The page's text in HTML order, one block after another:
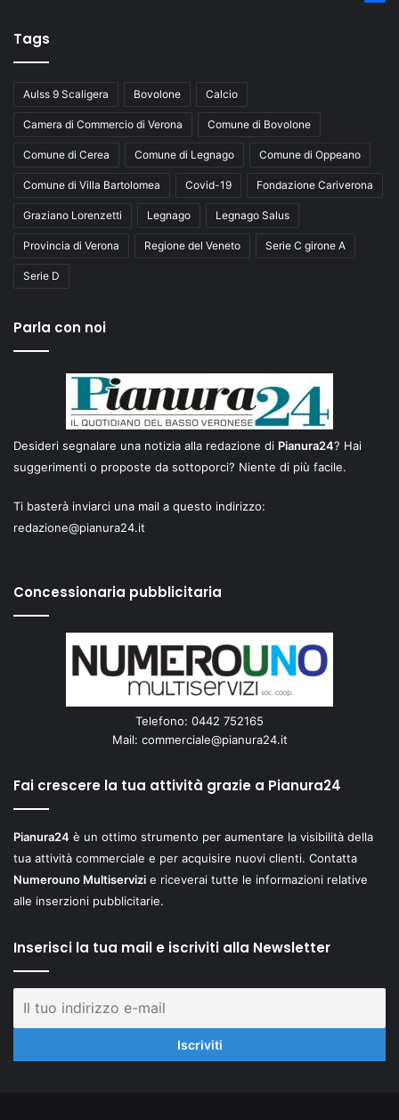
Tags
Aulss 9 Scaligera Bovolone Calcio
Camera di Commercio di Verona Comune di Bovolone
Comune di Cerea Comune di Legnago Comune di Oppeano
Comune di Villa Bartolomea Covid-19 Fondazione Cariverona
Graziano Lorenzetti Legnago Legnago Salus
Provincia di Verona Regione del Veneto Serie C girone A
Serie D
Parla con noi
Desideri segnalare una notizia alla redazione di Pianura24? Hai
suggerimenti o proposte da sottoporci? Niente di più facile.
Ti basterà inviarci una mail a questo indirizzo:
redazione@pianura24.it
Concessionaria pubblicitaria
Telefono: 0442 752165
Mail: commerciale@pianura24.it
Fai crescere la tua attività grazie a Pianura24
Pianura24 è un ottimo strumento per aumentare la visibilità della
tua attività commerciale e per acquisire nuovi clienti. Contatta
Numerouno Multiservizi e riceverai tutte le informazioni relative
alle inserzioni pubblicitarie.
Inserisci la tua mail e iscriviti alla Newsletter